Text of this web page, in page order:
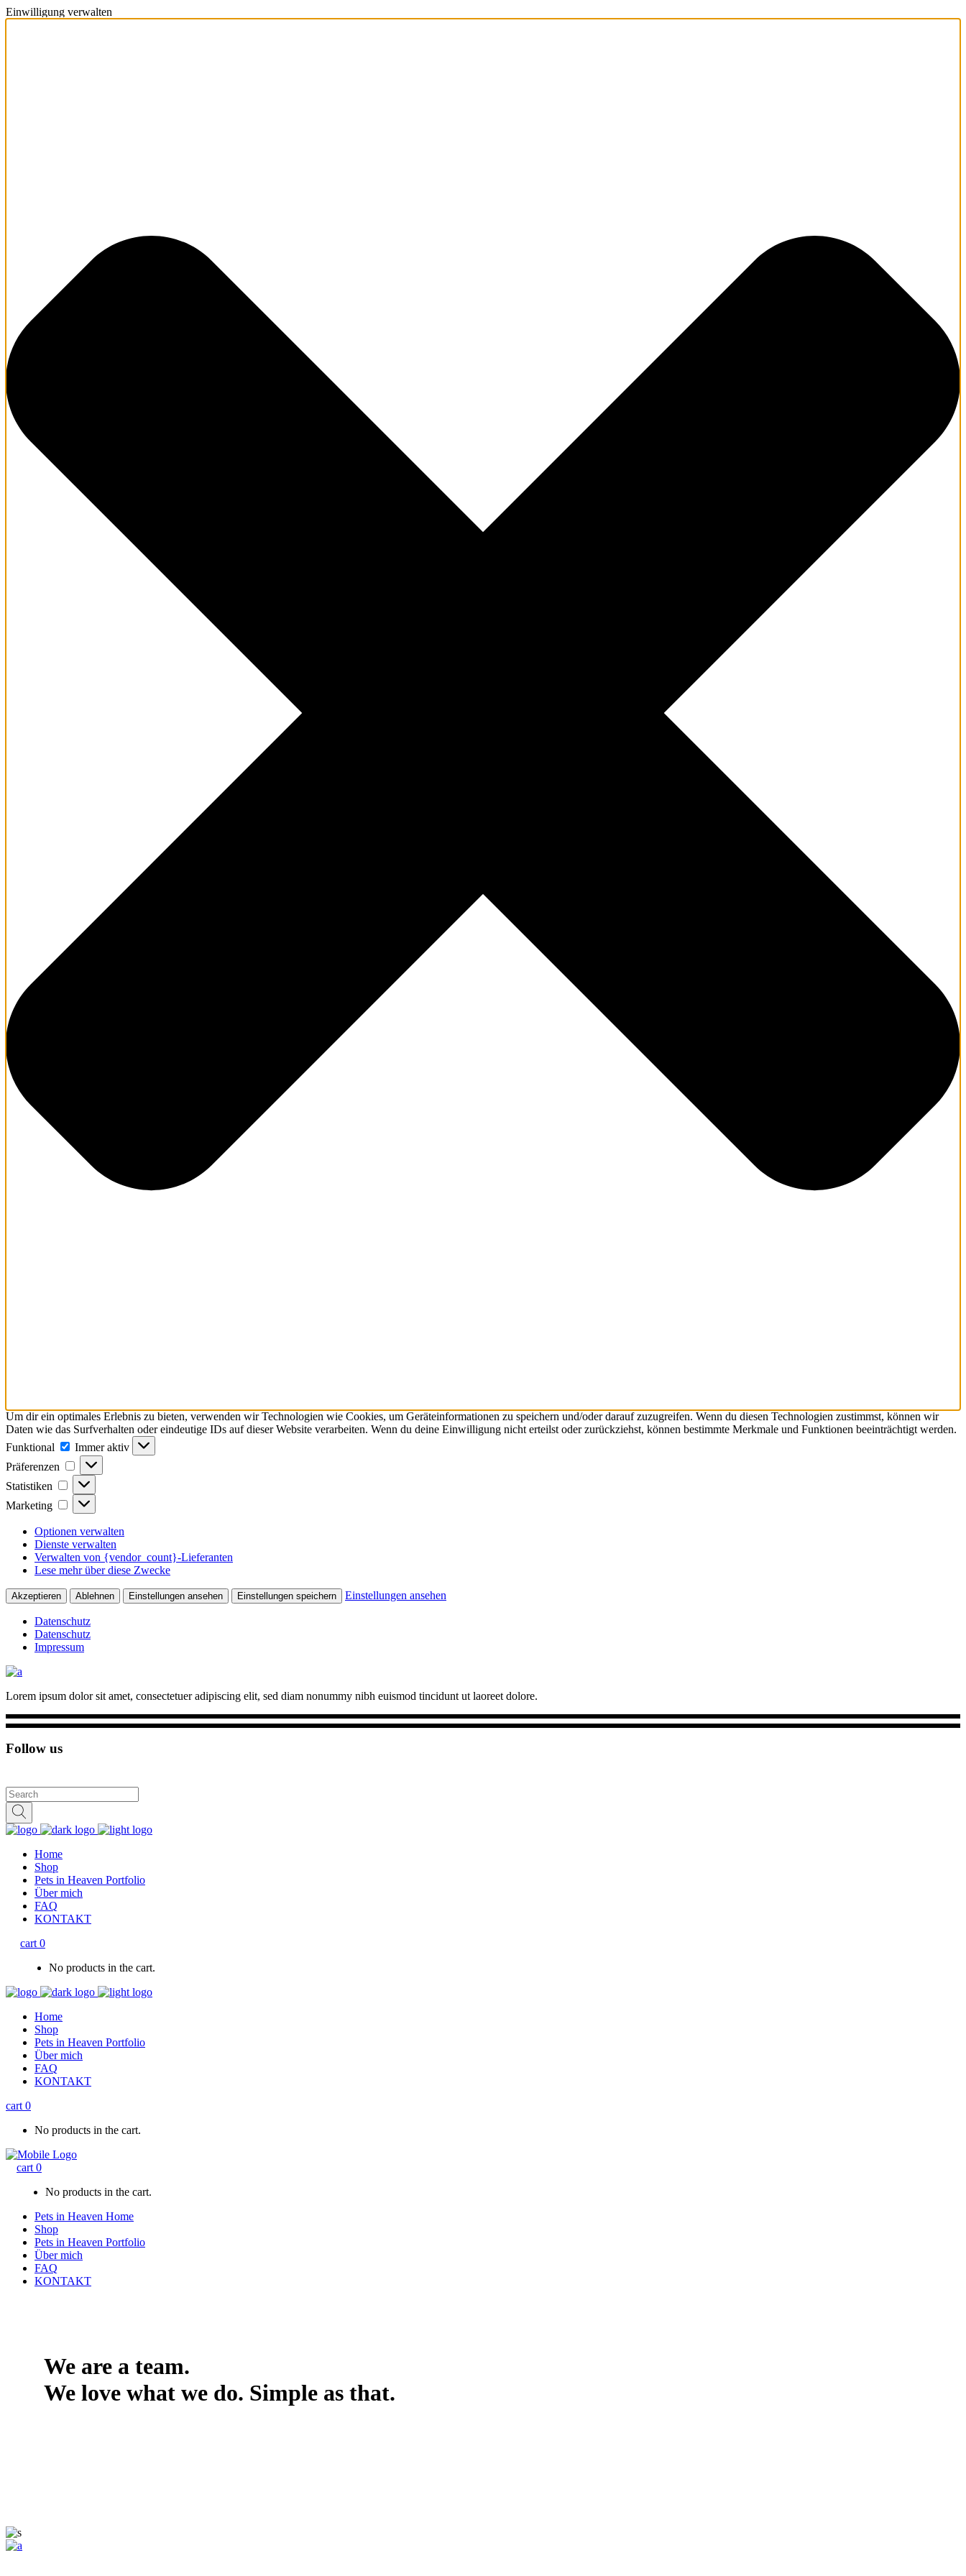
Einwilligung verwalten
Um dir ein optimales Erlebnis zu bieten, verwenden wir Technologien wie Cookies, um Geräteinformationen zu speichern und/oder darauf zuzugreifen. Wenn du diesen Technologien zustimmst, können wir
Daten wie das Surfverhalten oder eindeutige IDs auf dieser Website verarbeiten. Wenn du deine Einwilligung nicht erteilst oder zurückziehst, können bestimmte Merkmale und Funktionen beeinträchtigt werden.
Funktional
Funktional
Immer aktiv
Präferenzen
Präferenzen
Statistiken Statistiken
Marketing Marketing
Optionen verwalten
Dienste verwalten
Verwalten von {vendor_count}-Lieferanten
Lese mehr über diese Zwecke
Akzeptieren Ablehnen Einstellungen ansehen Einstellungen speichern Einstellungen ansehen
Datenschutz
Datenschutz
Impressum
Lorem ipsum dolor sit amet, consectetuer adipiscing elit, sed diam nonummy nibh euismod tincidunt ut laoreet dolore.
Follow us
Home
Shop
Pets in Heaven Portfolio
Über mich
FAQ
KONTAKT
cart 0
No products in the cart.
Home
Shop
Pets in Heaven Portfolio
Über mich
FAQ
KONTAKT
cart 0
No products in the cart.
cart 0
No products in the cart.
Pets in Heaven Home
Shop
Pets in Heaven Portfolio
Über mich
FAQ
KONTAKT
We are a team.
Welove what we do. Simple as that.